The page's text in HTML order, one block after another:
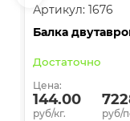
Артикул: 1676
Балка
Достаточно
Цена:
144.00
руб/кг. руб/